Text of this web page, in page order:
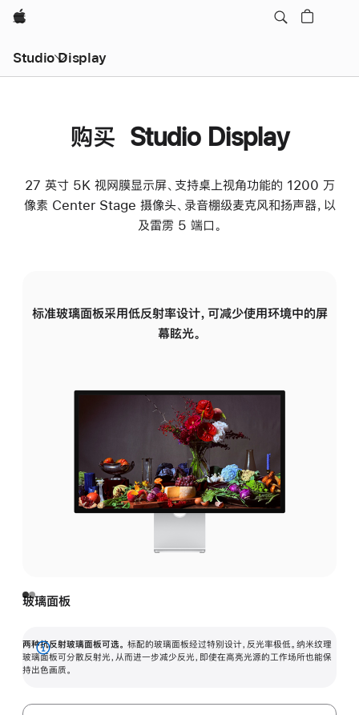
Apple
Studio Display
购买 Studio Display
27 英寸 5K 视网膜显示屏、支持桌上视角功能的 1200 万
像素 Center Stage 摄像头、录音棚级麦克风和扬声器，以
及雷雳 5 端口。
标准玻璃面板采用低反射率设计，可减少使用环境中的屏
幕眩光。
玻璃面板
两种抗反射玻璃面板可选。 标配的玻璃面板经过特别设计，反光率极低。纳米纹理
玻璃面板可分散反射光，从而进一步减少反光，即使在高亮光源的工作场所也能保
持出色画质。
展
开